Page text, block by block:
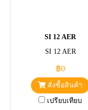
SI 12 AER
SI 12 AER
฿0
สั่งซื้อสินค้า
เปรียบเทียบ